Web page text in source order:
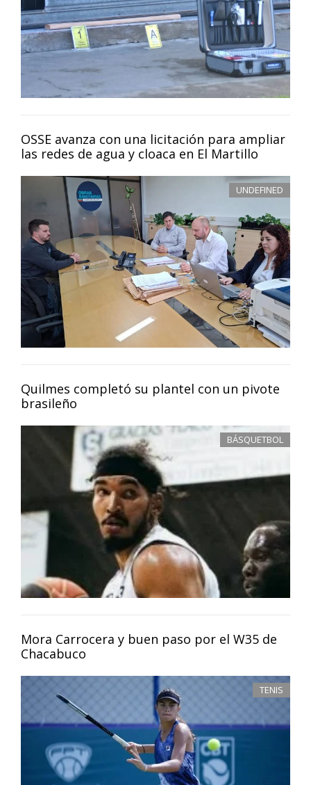
OSSE avanza con una licitación para ampliar
las redes de agua y cloaca en El Martillo
UNDEFINED
Quilmes completó su plantel con un pivote
brasileño
BÁSQUETBOL
Mora Carrocera y buen paso por el W35 de
Chacabuco
TENIS